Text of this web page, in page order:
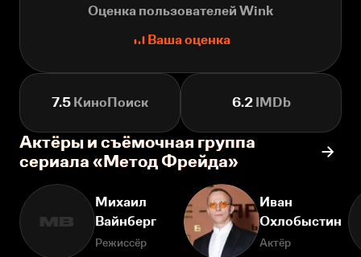
Оценка пользователей Wink
Ваша оценка
7.5 КиноПоиск 6.2IMDb
Актёры и съёмочная группа
сериала «Метод Фрейда»
МВ
Михаил
Вайнберг
Режиссёр
Иван
Охлобыстин
Актёр